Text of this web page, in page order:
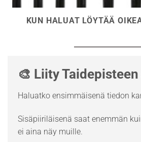
KUN HALUAT LÖYTÄÄ
🎨 Liity
Haluatko ensimmäisenä tiedon
Sisäpiiriläisenä saat enemmän
ei aina näy muille.